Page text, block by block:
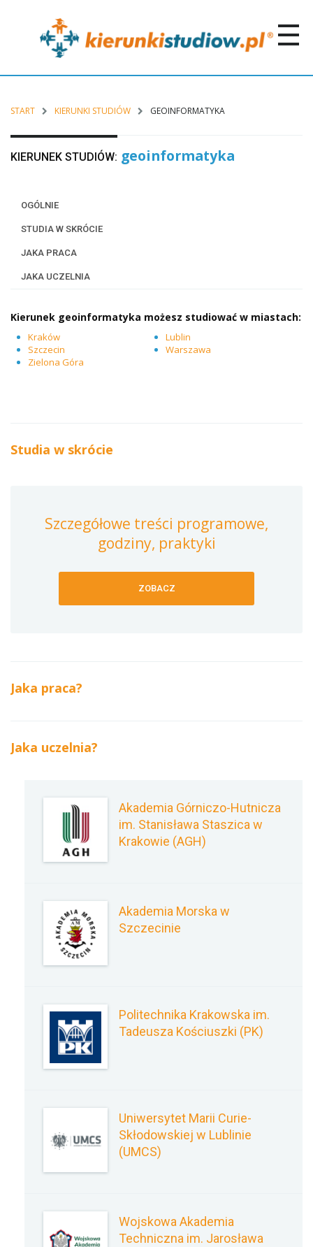
START KIERUNKI STUDIÓW GEOINFORMATYKA
KIERUNEK STUDIÓW: geoinformatyka
OGÓLNIE
STUDIA W SKRÓCIE
JAKA PRACA
JAKA UCZELNIA
Kierunek geoinformatyka możesz studiować w miastach:
Kraków
Lublin
Szczecin
Warszawa
Zielona Góra
Studia w skrócie
Szczegółowe treści programowe,
godziny, praktyki
ZOBACZ
Jaka praca?
Jaka uczelnia?
Akademia Górniczo-Hutnicza
im. Stanisława Staszica w
Krakowie (AGH)
Akademia Morska w
Szczecinie
Politechnika Krakowska im.
Tadeusza Kościuszki (PK)
Uniwersytet Marii Curie-
Skłodowskiej w Lublinie
(UMCS)
Wojskowa Akademia
Techniczna im. Jarosława